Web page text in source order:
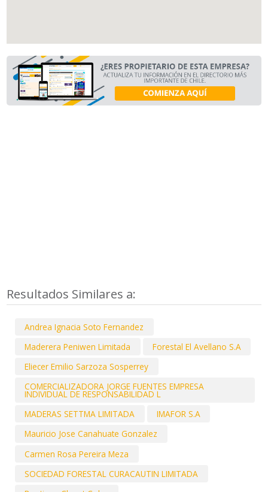
Resultados Similares a:
Andrea Ignacia Soto Fernandez
Maderera Peniwen Limitada
Forestal El Avellano S.A
Eliecer Emilio Sarzoza Sosperrey
COMERCIALIZADORA JORGE FUENTES EMPRESA
INDIVIDUAL DE RESPONSABILIDAD L
MADERAS SETTMA LIMITADA
IMAFOR S.A
Mauricio Jose Canahuate Gonzalez
Carmen Rosa Pereira Meza
SOCIEDAD FORESTAL CURACAUTIN LIMITADA